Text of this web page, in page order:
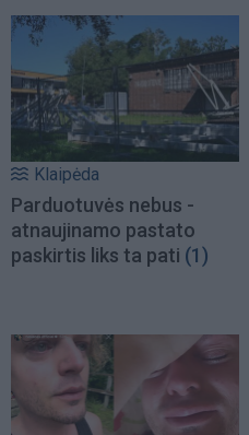
Klaipėda
Parduotuvės nebus -
atnaujinamo pastato
paskirtis liks ta pati (1)